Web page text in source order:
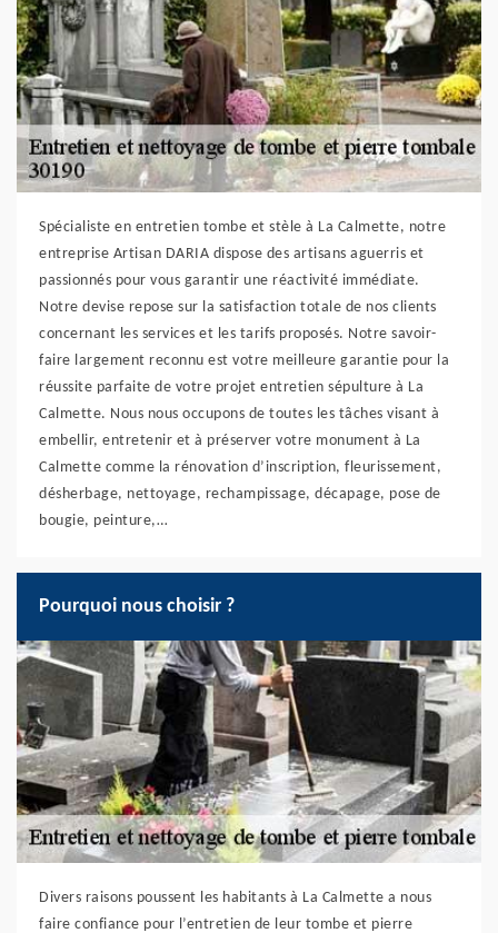
Spécialiste en entretien tombe et stèle à La Calmette, notre
entreprise Artisan DARIA dispose des artisans aguerris et
passionnés pour vous garantir une réactivité immédiate.
Notre devise repose sur la satisfaction totale de nos clients
concernant les services et les tarifs proposés. Notre savoir-
faire largement reconnu est votre meilleure garantie pour la
réussite parfaite de votre projet entretien sépulture à La
Calmette. Nous nous occupons de toutes les tâches visant à
embellir, entretenir et à préserver votre monument à La
Calmette comme la rénovation d’inscription, fleurissement,
désherbage, nettoyage, rechampissage, décapage, pose de
bougie, peinture,…
Pourquoi nous choisir ?
Divers raisons poussent les habitants à La Calmette a nous
faire confiance pour l’entretien de leur tombe et pierre